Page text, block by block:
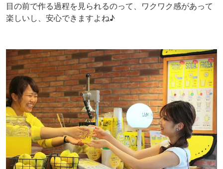
目の前で作る過程を見られるのって、ワクワク感があって
楽しいし、安心できますよね♪